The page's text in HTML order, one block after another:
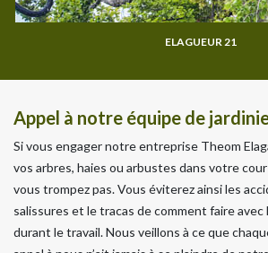
ELAGUEUR 21
Appel à notre équipe de
Si vous engager notre entreprise Theom
vos arbres, haies ou arbustes dans votre
vous trompez pas. Vous éviterez ainsi les
salissures et le tracas de comment faire
durant le travail. Nous veillons à ce que